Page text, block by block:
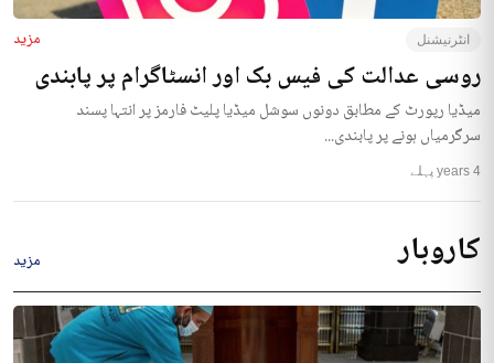
انٹرنیشنل مزید
روسی عدالت کی فیس بک اور انسٹاگرام پر پابندی
میڈیا رپورٹ کے مطابق دونوں سوشل میڈیا پلیٹ فارمز پر انتہا پسند
سرگرمیاں ہونے پر پابندی...
4 years پہلے
کاروبار مزید